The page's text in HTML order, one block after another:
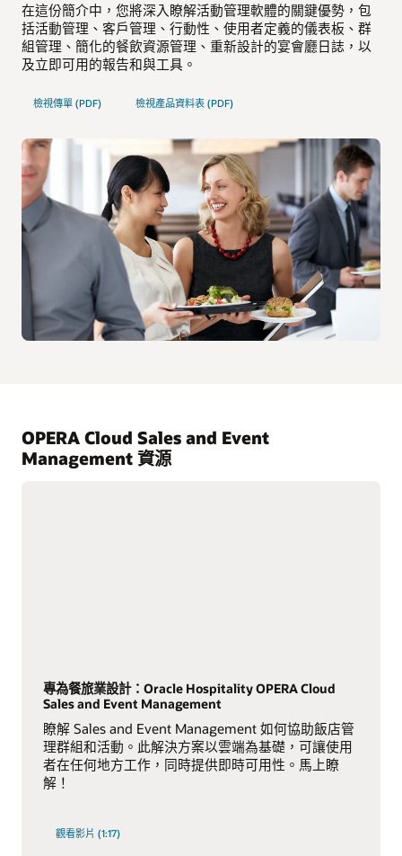
在這份簡介中，您將深入瞭解活動管理軟體的關鍵優勢，包
括活動管理、客戶管理、行動性、使用者定義的儀表板、群
組管理、簡化的餐飲資源管理、重新設計的宴會廳日誌，以
及立即可用的報告和與工具。
檢視傳單 (PDF) 檢視產品資料表 (PDF)
OPERA Cloud Sales and Event
Management 資源
專為餐旅業設計：Oracle Hospitality OPERA Cloud
Sales and Event Management
瞭解 Sales and Event Management 如何協助飯店管
理群組和活動。此解決方案以雲端為基礎，可讓使用
者在任何地方工作，同時提供即時可用性。馬上瞭
解！
觀看影片 (1:17)